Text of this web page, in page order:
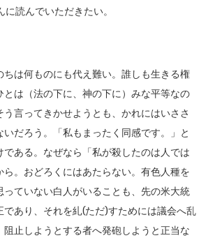
読んでいただきたい。
は何ものにも代え難い。誰しも生きる権
とは（法の下に、神の下に）みな平等なの
う言ってきかせようとも、かれにはいささ
いだろう。「私もまったく同感です。」と
である。なぜなら「私が殺したのは人では
ら。おどろくにはあたらない。有色人種を
っていない白人がいることも、先の米大統
であり、それを糺(ただ)すためには議会へ乱
阻止しようとする者へ発砲しようと正当な